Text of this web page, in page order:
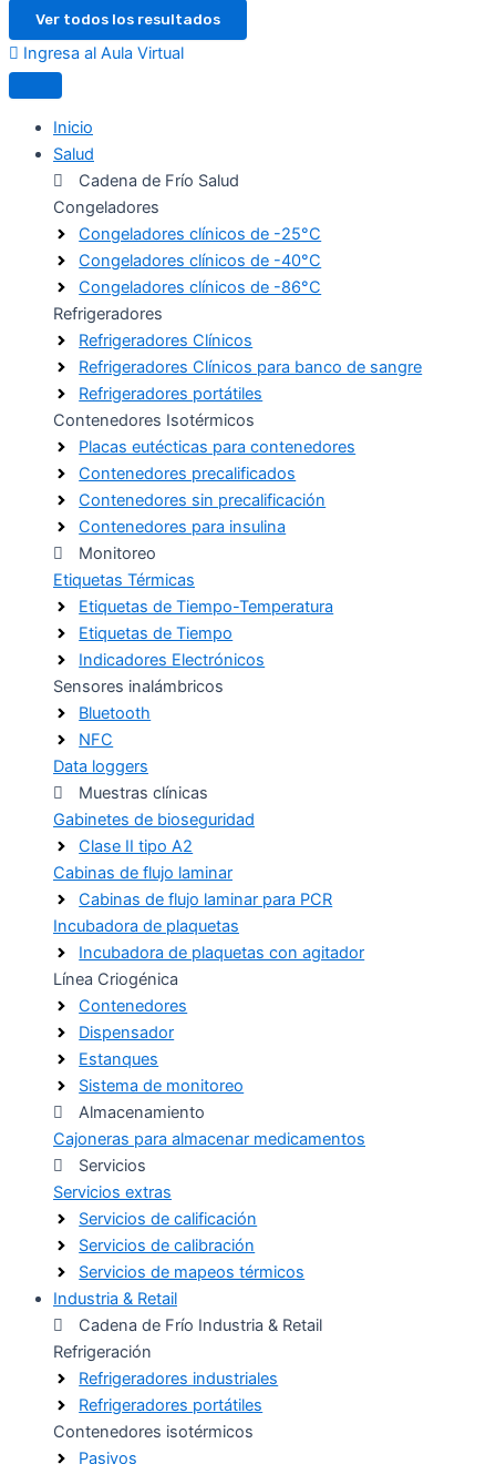
Ver todos los resultados
Ingresa al Aula Virtual
Inicio
Salud
Cadena de Frío Salud
Congeladores
Congeladores clínicos de -25°C
Congeladores clínicos de -40°C
Congeladores clínicos de -86°C
Refrigeradores
Refrigeradores Clínicos
Refrigeradores Clínicos para banco de sangre
Refrigeradores portátiles
Contenedores Isotérmicos
Placas eutécticas para contenedores
Contenedores precalificados
Contenedores sin precalificación
Contenedores para insulina
Monitoreo
Etiquetas Térmicas
Etiquetas de Tiempo-Temperatura
Etiquetas de Tiempo
Indicadores Electrónicos
Sensores inalámbricos
Bluetooth
NFC
Data loggers
Muestras clínicas
Gabinetes de bioseguridad
Clase II tipo A2
Cabinas de flujo laminar
Cabinas de flujo laminar para PCR
Incubadora de plaquetas
Incubadora de plaquetas con agitador
Línea Criogénica
Contenedores
Dispensador
Estanques
Sistema de monitoreo
Almacenamiento
Cajoneras para almacenar medicamentos
Servicios
Servicios extras
Servicios de calificación
Servicios de calibración
Servicios de mapeos térmicos
Industria & Retail
Cadena de Frío Industria & Retail
Refrigeración
Refrigeradores industriales
Refrigeradores portátiles
Contenedores isotérmicos
Pasivos